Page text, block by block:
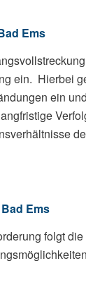
Ems
ein. Hierbei
ein
Ems
folgt